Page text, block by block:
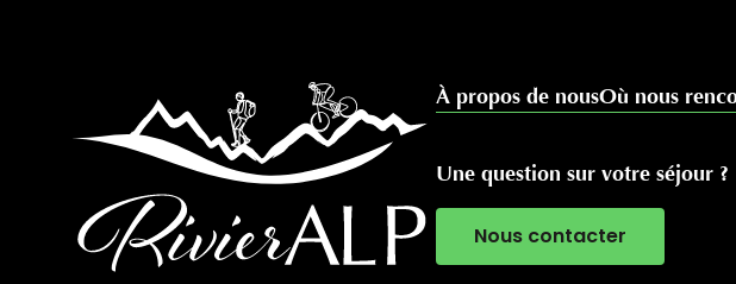
À propos de nousOù nous
Une question sur votre séjour ?
Nous contacter